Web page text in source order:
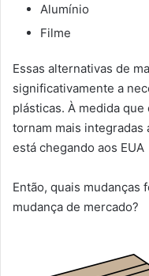
Alumínio
Filme
Essas alternativas de
significativamente a
plásticas. À medida
tornam mais integradas
está chegando aos EUA
Então, quais mudanças
mudança de mercado?